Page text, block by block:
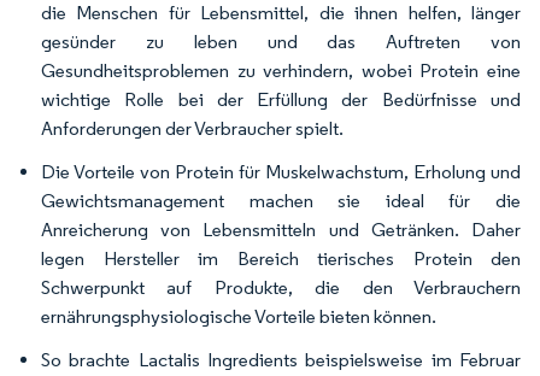
die Menschen für Lebensmittel, die ihnen helfen, länger
gesünder zu leben und das Auftreten von
Gesundheitsproblemen zu verhindern, wobei Protein eine
wichtige Rolle bei der Erfüllung der Bedürfnisse und
Anforderungen der Verbraucher spielt.
Die Vorteile von Protein für Muskelwachstum, Erholung und
Gewichtsmanagement machen sie ideal für die
Anreicherung von Lebensmitteln und Getränken. Daher
legen Hersteller im Bereich tierisches Protein den
Schwerpunkt auf Produkte, die den Verbrauchern
ernährungsphysiologische Vorteile bieten können.
So brachte Lactalis Ingredients beispielsweise im Februar